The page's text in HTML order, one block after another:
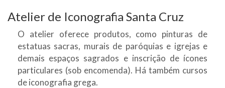
Atelier de Iconografia Santa Cruz
O atelier oferece produtos, como pinturas de
estatuas sacras, murais de paróquias e igrejas e
demais espaços sagrados e inscrição de ícones
particulares (sob encomenda). Há também cursos
de iconografia grega.